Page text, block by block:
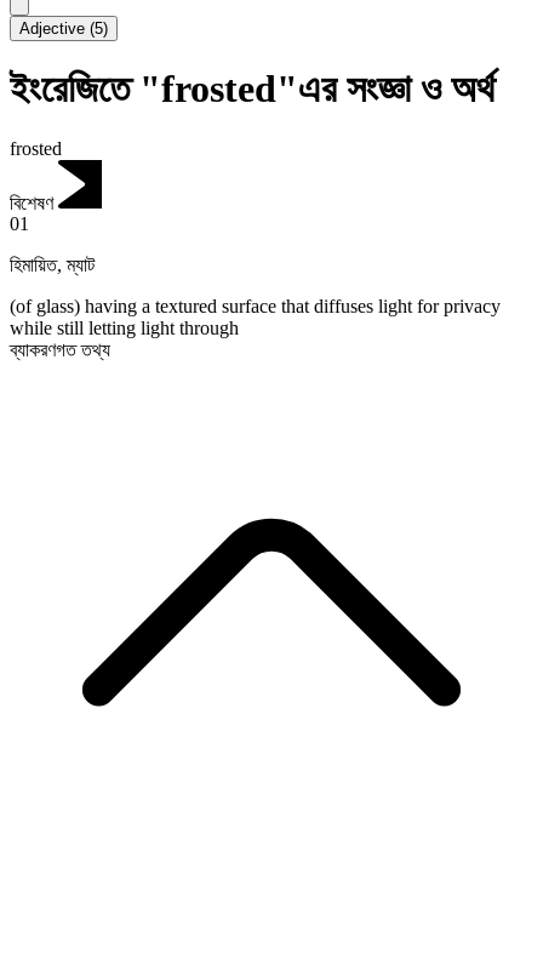
Adjective (5)
ইংরেজিতে "frosted"এর সংজ্ঞা ও অর্থ
frosted
বিশেষণ
01
হিমায়িত,ম্যাট
(of glass) having a textured surface that diffuses light for privacy
while still letting light through
ব্যাকরণগত তথ্য